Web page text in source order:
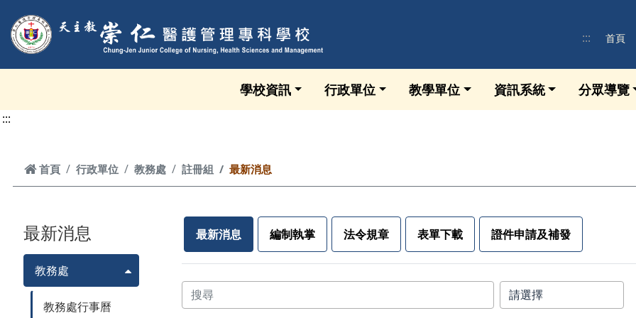
:::
首頁
學校資訊 行政單位 教學單位 資訊系統 分眾導覽
:::
首頁
首頁 行政單位 教務處 註冊組 最新消息
最新消息
教務處
教務處行事曆
最新消息 編制執掌 法令規章 表單下載 證件申請及補發